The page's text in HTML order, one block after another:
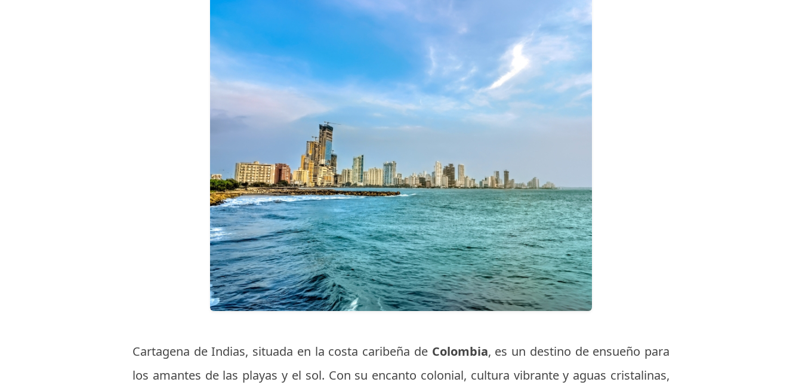
Cartagena de Indias, situada en la costa caribeña de Colombia, es un destino de ensueño para
los amantes de las playas y el sol. Con su encanto colonial, cultura vibrante y aguas cristalinas,